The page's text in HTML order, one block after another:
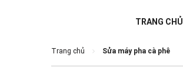
TRANG CHỦ
Trang chủ Sửa máy pha cà phê